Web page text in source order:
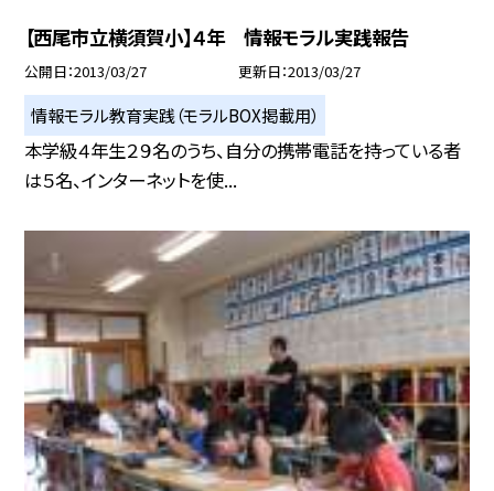
【西尾市立横須賀小】４年 情報モラル実践報告
公開日 2013/03/27 更新日 2013/03/27
情報モラル教育実践（モラルBOX掲載用）
本学級４年生２９名のうち、自分の携帯電話を持っている者
は５名、インターネットを使...